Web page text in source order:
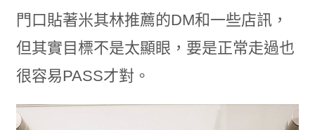
門口貼著米其林推薦的DM和一些店訊，
但其實目標不是太顯眼，要是正常走過也
很容易PASS才對。